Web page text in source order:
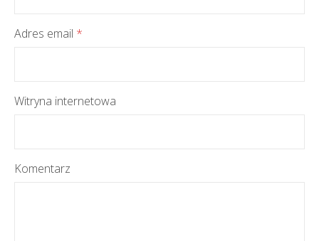
Adres email *
Witryna internetowa
Komentarz